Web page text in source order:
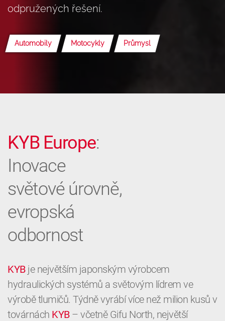
odpružených řešení.
Automobily Motocykly Průmysl
KYB Europe:
Inovace
světové úrovně,
evropská
odbornost
KYBje největším japonským výrobcem
hydraulických systémů a světovým lídrem ve
výrobě tlumičů. Týdně vyrábí více než milion kusů v
továrnách KYB– včetně Gifu North, největší